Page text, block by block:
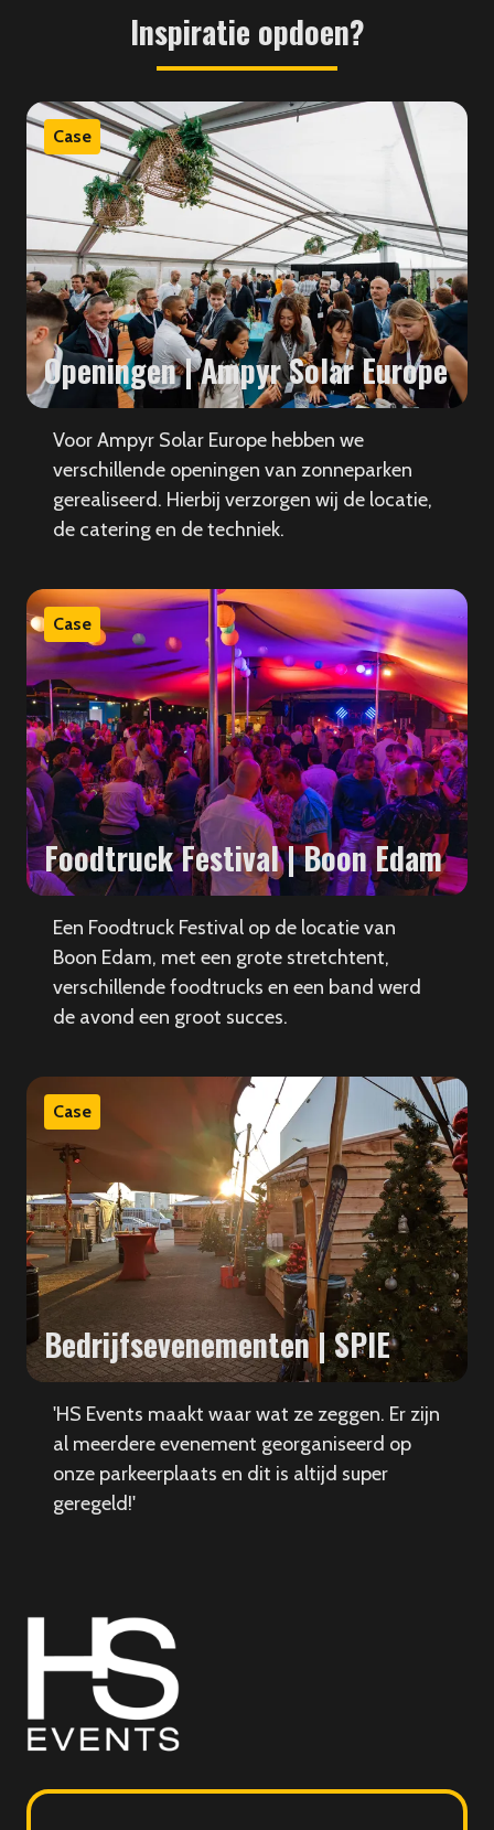
Inspiratie opdoen?
Case
Openingen | Ampyr Solar Europe
Voor Ampyr Solar Europe hebben we
verschillende openingen van zonneparken
gerealiseerd. Hierbij verzorgen wij de locatie,
de catering en de techniek.
Case
Foodtruck Festival | Boon Edam
Een Foodtruck Festival op de locatie van
Boon Edam, met een grote stretchtent,
verschillende foodtrucks en een band werd
de avond een groot succes.
Case
Bedrijfsevenementen | SPIE
'HS Events maakt waar wat ze zeggen. Er zijn
al meerdere evenement georganiseerd op
onze parkeerplaats en dit is altijd super
geregeld!'